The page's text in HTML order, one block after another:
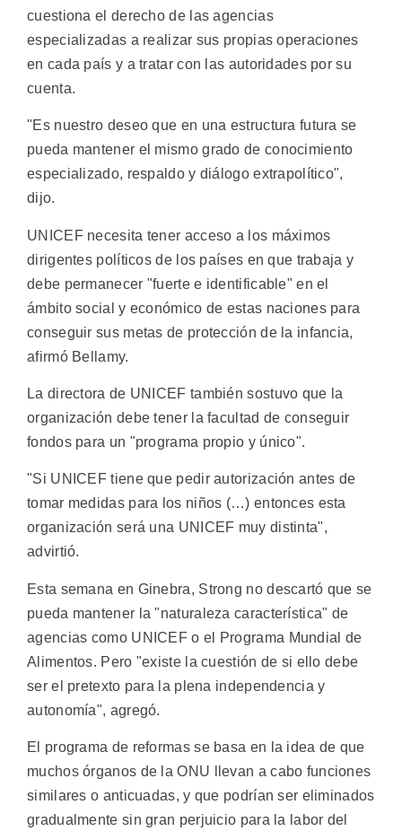
cuestiona el derecho de las agencias
especializadas a realizar sus propias operaciones
en cada país y a tratar con las autoridades por su
cuenta.
"Es nuestro deseo que en una estructura futura se
pueda mantener el mismo grado de conocimiento
especializado, respaldo y diálogo extrapolítico",
dijo.
UNICEF necesita tener acceso a los máximos
dirigentes políticos de los países en que trabaja y
debe permanecer "fuerte e identificable" en el
ámbito social y económico de estas naciones para
conseguir sus metas de protección de la infancia,
afirmó Bellamy.
La directora de UNICEF también sostuvo que la
organización debe tener la facultad de conseguir
fondos para un "programa propio y único".
"Si UNICEF tiene que pedir autorización antes de
tomar medidas para los niños (…) entonces esta
organización será una UNICEF muy distinta",
advirtió.
Esta semana en Ginebra, Strong no descartó que se
pueda mantener la "naturaleza característica" de
agencias como UNICEF o el Programa Mundial de
Alimentos. Pero "existe la cuestión de si ello debe
ser el pretexto para la plena independencia y
autonomía", agregó.
El programa de reformas se basa en la idea de que
muchos órganos de la ONU llevan a cabo funciones
similares o anticuadas, y que podrían ser eliminados
gradualmente sin gran perjuicio para la labor del